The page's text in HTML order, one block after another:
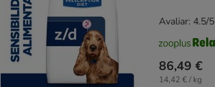
86,49 €
14,42 € / kg
Avaliar: 4.5/5